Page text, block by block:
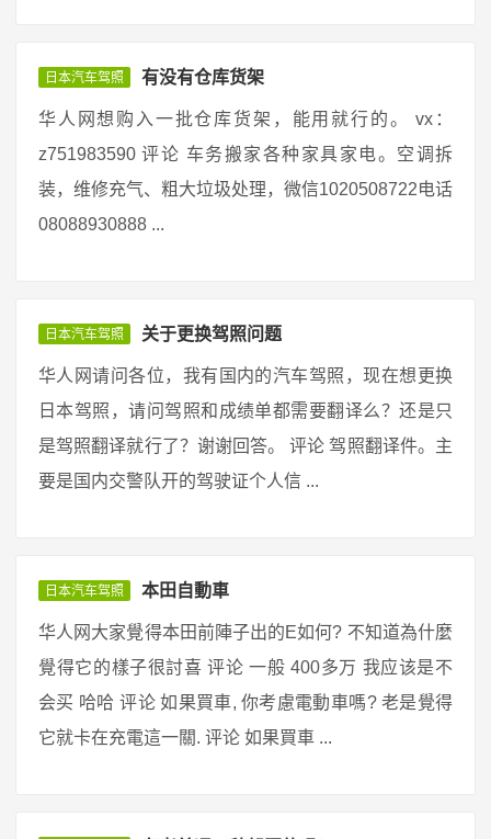
日本汽车驾照 有没有仓库货架
华人网想购入一批仓库货架，能用就行的。 vx：
z751983590 评论 车务搬家各种家具家电。空调拆
装，维修充气、粗大垃圾处理，微信1020508722电话
08088930888 ...
日本汽车驾照 关于更换驾照问题
华人网请问各位，我有国内的汽车驾照，现在想更换
日本驾照，请问驾照和成绩单都需要翻译么？还是只
是驾照翻译就行了？谢谢回答。 评论 驾照翻译件。主
要是国内交警队开的驾驶证个人信 ...
日本汽车驾照 本田自動車
华人网大家覺得本田前陣子出的E如何? 不知道為什麼
覺得它的樣子很討喜 评论 一般 400多万 我应该是不
会买 哈哈 评论 如果買車, 你考慮電動車嗎? 老是覺得
它就卡在充電這一關. 评论 如果買車 ...